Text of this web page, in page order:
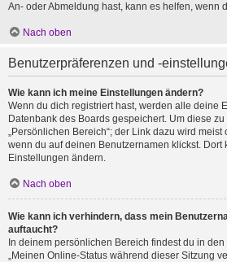
An- oder Abmeldung hast, kann es helfen, wenn
Nach oben
Benutzerpräferenzen und -
Wie kann ich meine Einstellungen ändern?
Wenn du dich registriert hast, werden alle deine
Datenbank des Boards gespeichert. Um diese
„Persönlichen Bereich“; der Link dazu wird
wenn du auf deinen Benutzernamen klickst. Dort
Einstellungen ändern.
Nach oben
Wie kann ich verhindern, dass mein
auftaucht?
In deinem persönlichen Bereich findest du in
„Meinen Online-Status während dieser Sitzung